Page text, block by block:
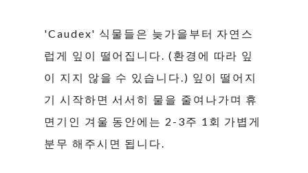
'Caudex' 식물들은 늦가을부터 자연스
럽게 잎이 떨어집니다. (환경에 따라 잎
이 지지 않을 수 있습니다.) 잎이 떨어지
기 시작하면 서서히 물을 줄여나가며 휴
면기인 겨울 동안에는 2-3주 1회 가볍게
분무 해주시면 됩니다.